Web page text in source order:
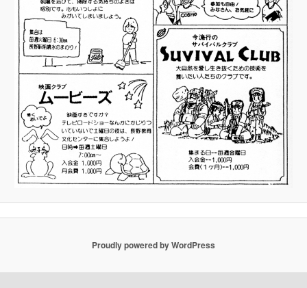
Proudly powered by WordPress